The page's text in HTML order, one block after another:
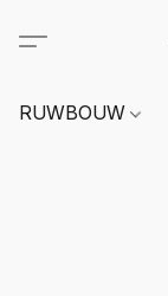
RUWBOUW